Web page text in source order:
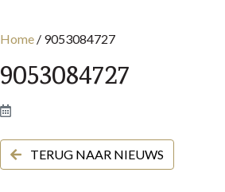
Home / 9053084727
9053084727
TERUG NAAR NIEUWS